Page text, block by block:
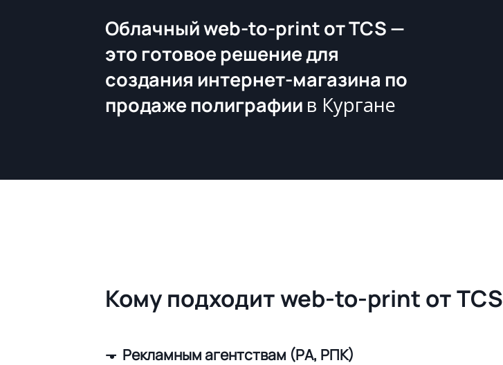
Облачный web-to-print от TCS —
это готовое решение для
создания интернет-магазина по
продаже полиграфии в Кургане
Кому подходит web-to-print от TCS
Рекламным агентствам (РА, РПК)